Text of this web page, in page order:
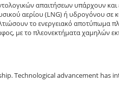
απαιτήσεων υπάρχουν και
αερίου (LNG) ή υδρογόνου
το ενεργειακό αποτύπωμα
με τo πλεονεκτήματα χαμηλών
Technological advancement has